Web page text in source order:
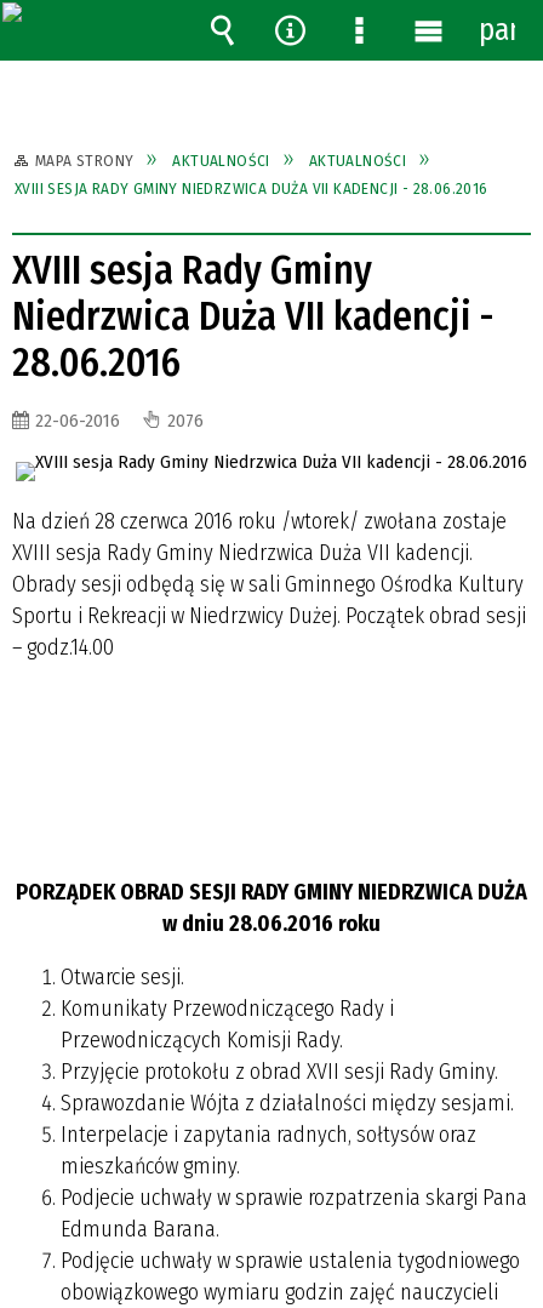
MAPA STRONY AKTUALNOŚCI
AKTUALNOŚCI
XVIII SESJA RADY GMINY NIEDRZWICA DUŻA VII KADENCJI - 28.06.2016
XVIII sesja Rady Gminy
Niedrzwica Duża VII kadencji -
28.06.2016
22-06-2016 2076
Na dzień 28 czerwca 2016 roku /wtorek/ zwołana zostaje
XVIII sesja Rady Gminy Niedrzwica Duża VII kadencji.
Obrady sesji odbędą się w sali Gminnego Ośrodka Kultury
Sportu i Rekreacji w Niedrzwicy Dużej. Początek obrad sesji
– godz.14.00
PORZĄDEK OBRAD SESJI RADY GMINY NIEDRZWICA DUŻA
w dniu 28.06.2016 roku
Otwarcie sesji.
Komunikaty Przewodniczącego Rady i
Przewodniczących Komisji Rady.
Przyjęcie protokołu z obrad XVII sesji Rady Gminy.
Sprawozdanie Wójta z działalności między sesjami.
Interpelacje i zapytania radnych, sołtysów oraz
mieszkańców gminy.
Podjecie uchwały w sprawie rozpatrzenia skargi Pana
Edmunda Barana.
Podjęcie uchwały w sprawie ustalenia tygodniowego
obowiązkowego wymiaru godzin zajęć nauczycieli
Wyszukiwarka
Narzędzia
MenuMenu